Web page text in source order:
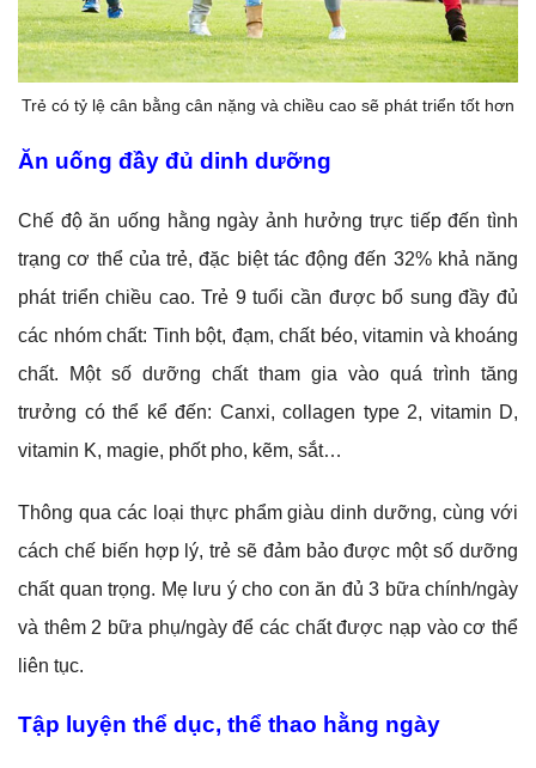
Trẻ có tỷ lệ cân bằng cân nặng và chiều cao sẽ phát triển tốt hơn
Ăn uống đầy đủ dinh dưỡng
Chế độ ăn uống hằng ngày ảnh hưởng trực tiếp đến tình
trạng cơ thể của trẻ, đặc biệt tác động đến 32% khả năng
phát triển chiều cao. Trẻ 9 tuổi cần được bổ sung đầy đủ
các nhóm chất: Tinh bột, đạm, chất béo, vitamin và khoáng
chất. Một số dưỡng chất tham gia vào quá trình tăng
trưởng có thể kể đến: Canxi, collagen type 2, vitamin D,
vitamin K, magie, phốt pho, kẽm, sắt…
Thông qua các loại thực phẩm giàu dinh dưỡng, cùng với
cách chế biến hợp lý, trẻ sẽ đảm bảo được một số dưỡng
chất quan trọng. Mẹ lưu ý cho con ăn đủ 3 bữa chính/ngày
và thêm 2 bữa phụ/ngày để các chất được nạp vào cơ thể
liên tục.
Tập luyện thể dục, thể thao hằng ngày